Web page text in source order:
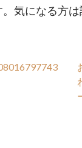
気になる方は